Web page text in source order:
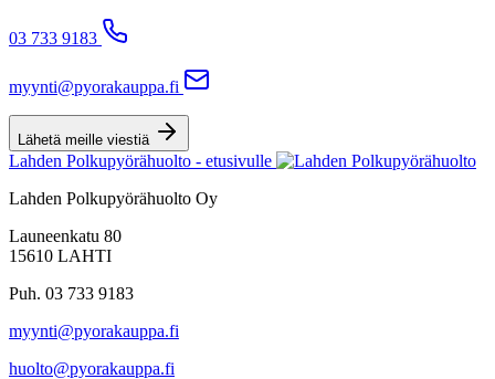
03 733 9183
myynti@pyorakauppa.fi
Lähetä meille viestiä
Lahden Polkupyörähuolto - etusivulle
Lahden Polkupyörähuolto Oy
Launeenkatu 80
15610 LAHTI
Puh. 03 733 9183
myynti@pyorakauppa.fi
huolto@pyorakauppa.fi